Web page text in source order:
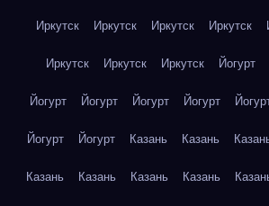
Иркутск Иркутск Иркутск Иркутск
Иркутск Иркутск Иркутск Йогурт
Йогурт Йогурт Йогурт Йогурт
Йогурт Йогурт Казань Казань
Казань Казань Казань Казань